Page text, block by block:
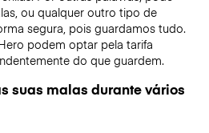
ou qualquer outro tipo de
segura, pois guardamos tudo.
podem optar pela tarifa
do que guardem.
suas malas durante vários